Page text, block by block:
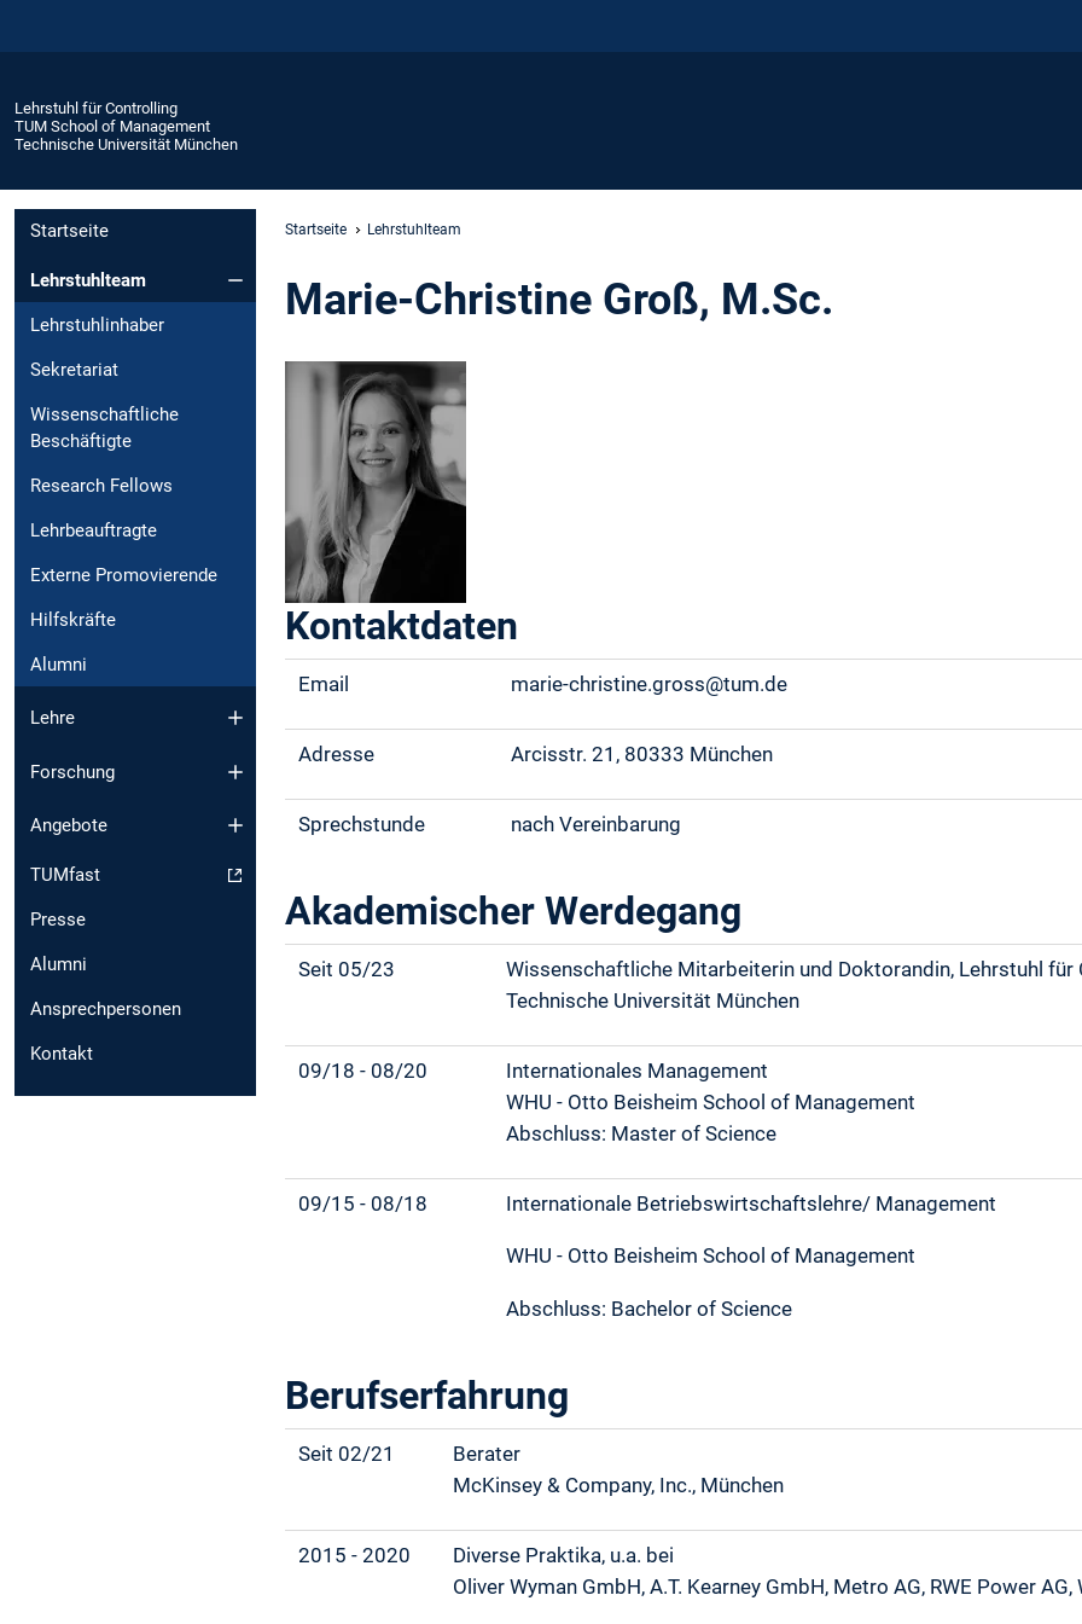
Lehrstuhl für Controlling
TUM School of Management
Technische Universität München
Startseite
Lehrstuhlteam
Lehrstuhlinhaber
Sekretariat
Wissenschaftliche
Beschäftigte
Research Fellows
Lehrbeauftragte
Externe Promovierende
Hilfskräfte
Alumni
Lehre
Forschung
Angebote
TUMfast
Presse
Alumni
Ansprechpersonen
Kontakt
Startseite Lehrstuhlteam
Marie-Christine Groß, M.Sc.
Kontaktdaten
Email marie-christine.gross@tum.de
Adresse Arcisstr. 21, 80333 München
Sprechstunde nach Vereinbarung
Akademischer Werdegang
Seit 05/23
Wissenschaftliche Mitarbeiterin und Doktorandin, Lehrstuhl für
Technische Universität München
09/18 - 08/20
Internationales Management
WHU - Otto Beisheim School of Management
Abschluss: Master of Science
09/15 - 08/18 Internationale Betriebswirtschaftslehre/ Management
WHU - Otto Beisheim School of Management
Abschluss: Bachelor of Science
Berufserfahrung
Seit 02/21
Berater
McKinsey & Company, Inc., München
2015 - 2020
Diverse Praktika, u.a. bei
Oliver Wyman GmbH, A.T. Kearney GmbH, Metro AG, RWE Power